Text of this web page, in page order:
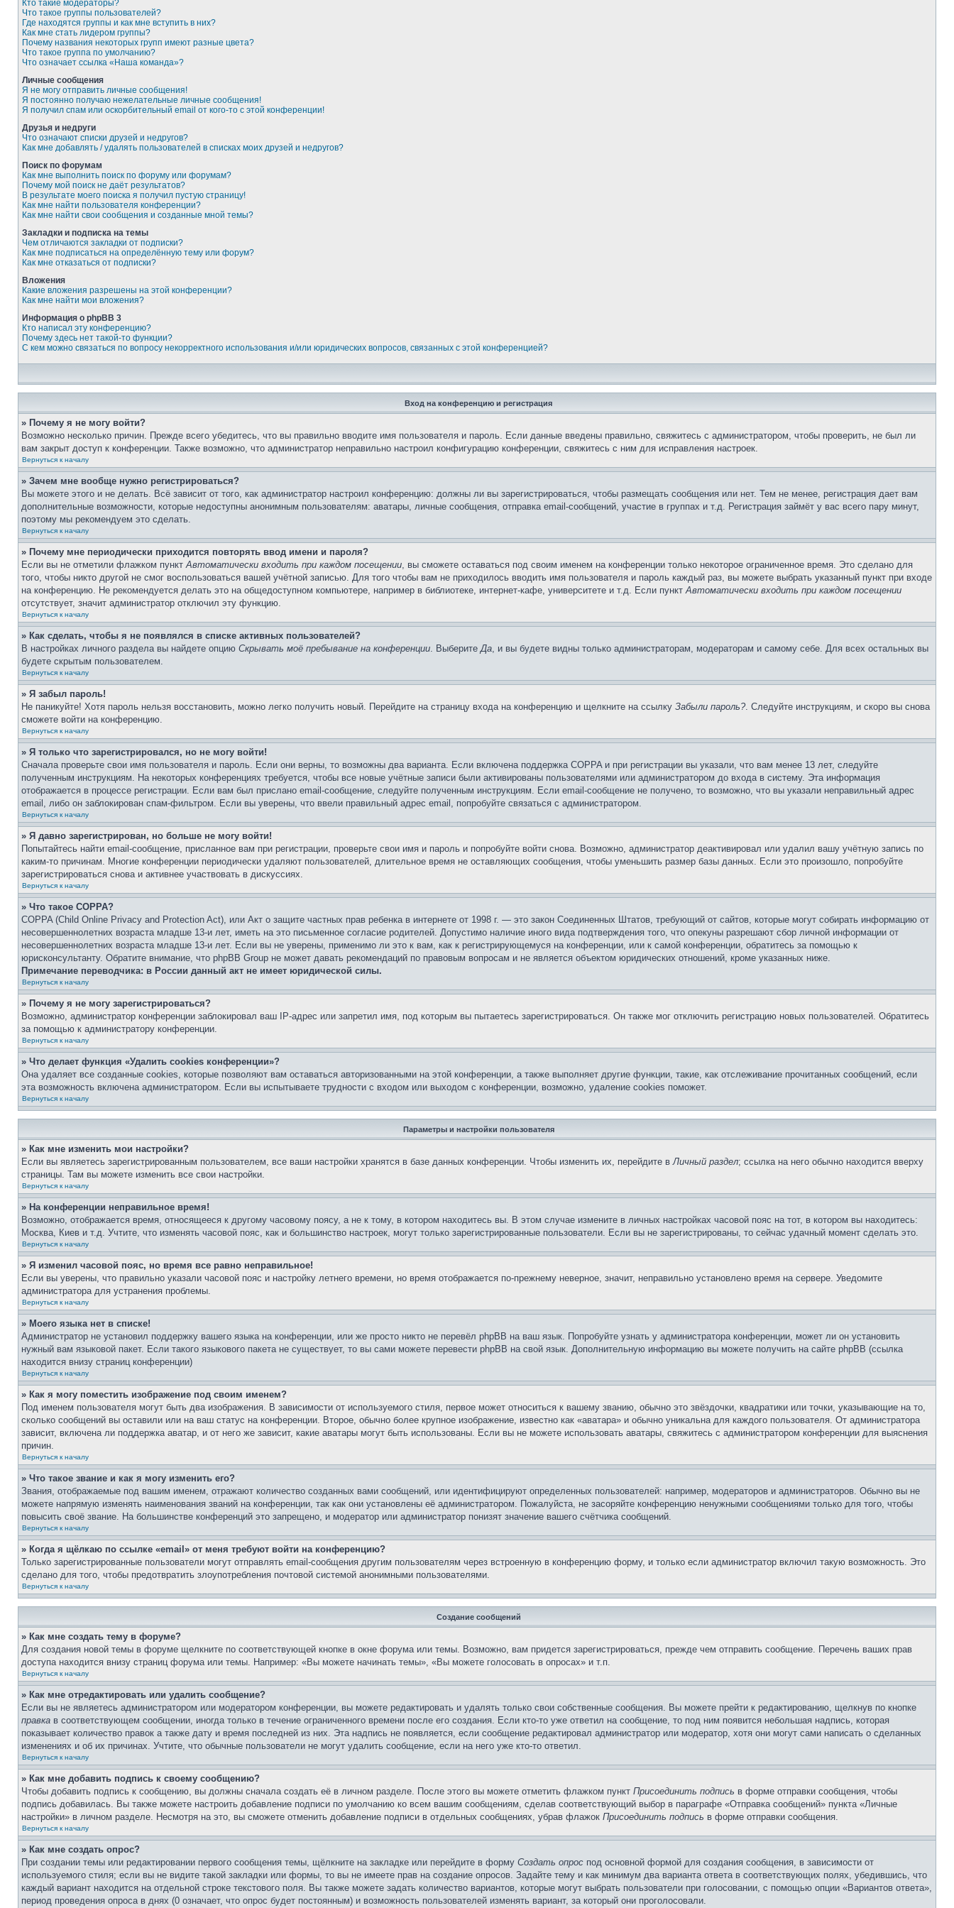
Кто такие модераторы?
Что такое группы пользователей?
Где находятся группы и как мне вступить в них?
Как мне стать лидером группы?
Почему названия некоторых групп имеют разные цвета?
Что такое группа по умолчанию?
Что означает ссылка «Наша команда»?
Личные сообщения
Я не могу отправить личные сообщения!
Я постоянно получаю нежелательные личные сообщения!
Я получил спам или оскорбительный email от кого-то с этой конференции!
Друзья и недруги
Что означают списки друзей и недругов?
Как мне добавлять / удалять пользователей в списках моих друзей и недругов?
Поиск по форумам
Как мне выполнить поиск по форуму или форумам?
Почему мой поиск не даёт результатов?
В результате моего поиска я получил пустую страницу!
Как мне найти пользователя конференции?
Как мне найти свои сообщения и созданные мной темы?
Закладки и подписка на темы
Чем отличаются закладки от подписки?
Как мне подписаться на определённую тему или форум?
Как мне отказаться от подписки?
Вложения
Какие вложения разрешены на этой конференции?
Как мне найти мои вложения?
Информация о phpBB 3
Кто написал эту конференцию?
Почему здесь нет такой-то функции?
С кем можно связаться по вопросу некорректного использования и/или юридических вопросов, связанных с этой конференцией?
Вход на конференцию и регистрация
» Почему я не могу войти?
Возможно несколько причин. Прежде всего убедитесь, что вы правильно вводите имя пользователя и пароль. Если данные введены правильно, свяжитесь с администратором, чтобы проверить, не был ли
вам закрыт доступ к конференции. Также возможно, что администратор неправильно настроил конфигурацию конференции, свяжитесь с ним для исправления настроек.
Вернуться к началу
» Зачем мне вообще нужно регистрироваться?
Вы можете этого и не делать. Всё зависит от того, как администратор настроил конференцию: должны ли вы зарегистрироваться, чтобы размещать сообщения или нет. Тем не менее, регистрация дает вам
дополнительные возможности, которые недоступны анонимным пользователям: аватары, личные сообщения, отправка email-сообщений, участие в группах и т.д. Регистрация займёт у вас всего пару минут,
поэтому мы рекомендуем это сделать.
Вернуться к началу
» Почему мне периодически приходится повторять ввод имени и пароля?
Если вы не отметили флажком пунктАвтоматически входить при каждом посещении, вы сможете оставаться под своим именем на конференции только некоторое ограниченное время. Это сделано для
того, чтобы никто другой не смог воспользоваться вашей учётной записью. Для того чтобы вам не приходилось вводить имя пользователя и пароль каждый раз, вы можете выбрать указанный пункт при входе
на конференцию. Не рекомендуется делать это на общедоступном компьютере, например в библиотеке, интернет-кафе, университете и т.д. Если пунктАвтоматически входить при каждом посещении
отсутствует, значит администратор отключил эту функцию.
Вернуться к началу
» Как сделать, чтобы я не появлялся в списке активных пользователей?
В настройках личного раздела вы найдете опцию Скрывать моё пребывание на конференции. ВыберитеДа, и вы будете видны только администраторам, модераторам и самому себе. Для всех остальных вы
будете скрытым пользователем.
Вернуться к началу
» Я забыл пароль!
Не паникуйте! Хотя пароль нельзя восстановить, можно легко получить новый. Перейдите на страницу входа на конференцию и щелкните на ссылку Забыли пароль?. Следуйте инструкциям, и скоро вы снова
сможете войти на конференцию.
Вернуться к началу
» Я только что зарегистрировался, но не могу войти!
Сначала проверьте свои имя пользователя и пароль. Если они верны, то возможны два варианта. Если включена поддержка COPPA и при регистрации вы указали, что вам менее 13 лет, следуйте
полученным инструкциям. На некоторых конференциях требуется, чтобы все новые учётные записи были активированы пользователями или администратором до входа в систему. Эта информация
отображается в процессе регистрации. Если вам был прислано email-сообщение, следуйте полученным инструкциям. Если email-сообщение не получено, то возможно, что вы указали неправильный адрес
email, либо он заблокирован спам-фильтром. Если вы уверены, что ввели правильный адрес email, попробуйте связаться с администратором.
Вернуться к началу
» Я давно зарегистрирован, но больше не могу войти!
Попытайтесь найти email-сообщение, присланное вам при регистрации, проверьте свои имя и пароль и попробуйте войти снова. Возможно, администратор деактивировал или удалил вашу учётную запись по
каким-то причинам. Многие конференции периодически удаляют пользователей, длительное время не оставляющих сообщения, чтобы уменьшить размер базы данных. Если это произошло, попробуйте
зарегистрироваться снова и активнее участвовать в дискуссиях.
Вернуться к началу
» Что такое COPPA?
COPPA (Child Online Privacy and Protection Act), или Акт о защите частных прав ребенка в интернете от 1998 г. — это закон Соединенных Штатов, требующий от сайтов, которые могут собирать информацию от
несовершеннолетних возраста младше 13-и лет, иметь на это письменное согласие родителей. Допустимо наличие иного вида подтверждения того, что опекуны разрешают сбор личной информации от
несовершеннолетних возраста младше 13-и лет. Если вы не уверены, применимо ли это к вам, как к регистрирующемуся на конференции, или к самой конференции, обратитесь за помощью к
юрисконсультанту. Обратите внимание, что phpBB Group не может давать рекомендаций по правовым вопросам и не является объектом юридических отношений, кроме указанных ниже.
Примечание переводчика: в России данный акт не имеет юридической силы.
Вернуться к началу
» Почему я не могу зарегистрироваться?
Возможно, администратор конференции заблокировал ваш IP-адрес или запретил имя, под которым вы пытаетесь зарегистрироваться. Он также мог отключить регистрацию новых пользователей. Обратитесь
за помощью к администратору конференции.
Вернуться к началу
» Что делает функция «Удалить cookies конференции»?
Она удаляет все созданные cookies, которые позволяют вам оставаться авторизованными на этой конференции, а также выполняет другие функции, такие, как отслеживание прочитанных сообщений, если
эта возможность включена администратором. Если вы испытываете трудности с входом или выходом с конференции, возможно, удаление cookies поможет.
Вернуться к началу
Параметры и настройки пользователя
» Как мне изменить мои настройки?
Если вы являетесь зарегистрированным пользователем, все ваши настройки хранятся в базе данных конференции. Чтобы изменить их, перейдите вЛичный раздел; ссылка на него обычно находится вверху
страницы. Там вы можете изменить все свои настройки.
Вернуться к началу
» На конференции неправильное время!
Возможно, отображается время, относящееся к другому часовому поясу, а не к тому, в котором находитесь вы. В этом случае измените в личных настройках часовой пояс на тот, в котором вы находитесь:
Москва, Киев и т.д. Учтите, что изменять часовой пояс, как и большинство настроек, могут только зарегистрированные пользователи. Если вы не зарегистрированы, то сейчас удачный момент сделать это.
Вернуться к началу
» Я изменил часовой пояс, но время все равно неправильное!
Если вы уверены, что правильно указали часовой пояс и настройку летнего времени, но время отображается по-прежнему неверное, значит, неправильно установлено время на сервере. Уведомите
администратора для устранения проблемы.
Вернуться к началу
» Моего языка нет в списке!
Администратор не установил поддержку вашего языка на конференции, или же просто никто не перевёл phpBB на ваш язык. Попробуйте узнать у администратора конференции, может ли он установить
нужный вам языковой пакет. Если такого языкового пакета не существует, то вы сами можете перевести phpBB на свой язык. Дополнительную информацию вы можете получить на сайте phpBB (ссылка
находится внизу страниц конференции)
Вернуться к началу
» Как я могу поместить изображение под своим именем?
Под именем пользователя могут быть два изображения. В зависимости от используемого стиля, первое может относиться к вашему званию, обычно это звёздочки, квадратики или точки, указывающие на то,
сколько сообщений вы оставили или на ваш статус на конференции. Второе, обычно более крупное изображение, известно как «аватара» и обычно уникальна для каждого пользователя. От администратора
зависит, включена ли поддержка аватар, и от него же зависит, какие аватары могут быть использованы. Если вы не можете использовать аватары, свяжитесь с администратором конференции для выяснения
причин.
Вернуться к началу
» Что такое звание и как я могу изменить его?
Звания, отображаемые под вашим именем, отражают количество созданных вами сообщений, или идентифицируют определенных пользователей: например, модераторов и администраторов. Обычно вы не
можете напрямую изменять наименования званий на конференции, так как они установлены её администратором. Пожалуйста, не засоряйте конференцию ненужными сообщениями только для того, чтобы
повысить своё звание. На большинстве конференций это запрещено, и модератор или администратор понизят значение вашего счётчика сообщений.
Вернуться к началу
» Когда я щёлкаю по ссылке «email» от меня требуют войти на конференцию?
Только зарегистрированные пользователи могут отправлять email-сообщения другим пользователям через встроенную в конференцию форму, и только если администратор включил такую возможность. Это
сделано для того, чтобы предотвратить злоупотребления почтовой системой анонимными пользователями.
Вернуться к началу
Создание сообщений
» Как мне создать тему в форуме?
Для создания новой темы в форуме щелкните по соответствующей кнопке в окне форума или темы. Возможно, вам придется зарегистрироваться, прежде чем отправить сообщение. Перечень ваших прав
доступа находится внизу страниц форума или темы. Например: «Вы можете начинать темы», «Вы можете голосовать в опросах» и т.п.
Вернуться к началу
» Как мне отредактировать или удалить сообщение?
Если вы не являетесь администратором или модератором конференции, вы можете редактировать и удалять только свои собственные сообщения. Вы можете прейти к редактированию, щелкнув по кнопке
правка в соответствующем сообщении, иногда только в течение ограниченного времени после его создания. Если кто-то уже ответил на сообщение, то под ним появится небольшая надпись, которая
показывает количество правок а также дату и время последней из них. Эта надпись не появляется, если сообщение редактировал администратор или модератор, хотя они могут сами написать о сделанных
изменениях и об их причинах. Учтите, что обычные пользователи не могут удалить сообщение, если на него уже кто-то ответил.
Вернуться к началу
» Как мне добавить подпись к своему сообщению?
Чтобы добавить подпись к сообщению, вы должны сначала создать её в личном разделе. После этого вы можете отметить флажком пункт Присоединить подпись в форме отправки сообщения, чтобы
подпись добавилась. Вы также можете настроить добавление подписи по умолчанию ко всем вашим сообщениям, сделав соответствующий выбор в параграфе «Отправка сообщений» пункта «Личные
настройки» в личном разделе. Несмотря на это, вы сможете отменить добавление подписи в отдельных сообщениях, убрав флажок Присоединить подпись в форме отправки сообщения.
Вернуться к началу
» Как мне создать опрос?
При создании темы или редактировании первого сообщения темы, щёлкните на закладке или перейдите в форму Создать опрос под основной формой для создания сообщения, в зависимости от
используемого стиля; если вы не видите такой закладки или формы, то вы не имеете прав на создание опросов. Задайте тему и как минимум два варианта ответа в соответствующих полях, убедившись, что
каждый вариант находится на отдельной строке текстового поля. Вы также можете задать количество вариантов, которые могут выбрать пользователи при голосовании, с помощью опции «Вариантов ответа»,
период проведения опроса в днях (0 означает, что опрос будет постоянным) и возможность пользователей изменять вариант, за который они проголосовали.